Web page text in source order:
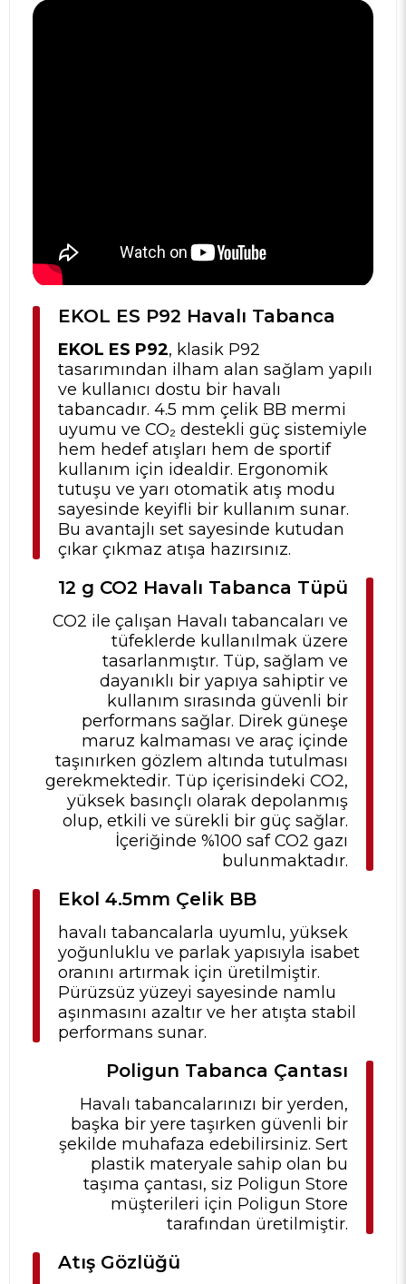
EKOL ES P92 Havalı Tabanca
EKOL ES P92, klasik P92
tasarımından ilham alan sağlam yapılı
ve kullanıcı dostu bir havalı
tabancadır. 4.5 mm çelik BB mermi
uyumu ve CO₂ destekli güç sistemiyle
hem hedef atışları hem de sportif
kullanım için idealdir. Ergonomik
tutuşu ve yarı otomatik atış modu
sayesinde keyifli bir kullanım sunar.
Bu avantajlı set sayesinde kutudan
çıkar çıkmaz atışa hazırsınız.
12 g CO2 Havalı Tabanca Tüpü
CO2 ile çalışan Havalı tabancaları ve
tüfeklerde kullanılmak üzere
tasarlanmıştır. Tüp, sağlam ve
dayanıklı bir yapıya sahiptir ve
kullanım sırasında güvenli bir
performans sağlar. Direk güneşe
maruz kalmaması ve araç içinde
taşınırken gözlem altında tutulması
gerekmektedir. Tüp içerisindeki CO2,
yüksek basınçlı olarak depolanmış
olup, etkili ve sürekli bir güç sağlar.
İçeriğinde %100 saf CO2 gazı
bulunmaktadır.
Ekol 4.5mm Çelik BB
havalı tabancalarla uyumlu, yüksek
yoğunluklu ve parlak yapısıyla isabet
oranını artırmak için üretilmiştir.
Pürüzsüz yüzeyi sayesinde namlu
aşınmasını azaltır ve her atışta stabil
performans sunar.
Poligun Tabanca Çantası
Havalı tabancalarınızı bir yerden,
başka bir yere taşırken güvenli bir
şekilde muhafaza edebilirsiniz. Sert
plastik materyale sahip olan bu
taşıma çantası, siz Poligun Store
müşterileri için Poligun Store
tarafından üretilmiştir.
Atış Gözlüğü